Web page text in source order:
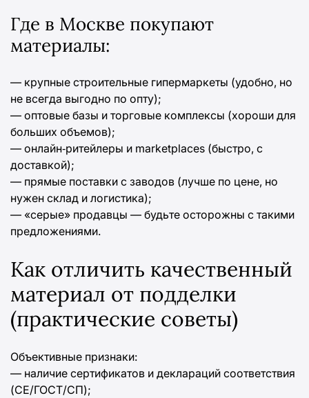
Где в Москве покупают
материалы:
— крупные строительные гипермаркеты (удобно, но
не всегда выгодно по опту);
— оптовые базы и торговые комплексы (хороши для
больших объемов);
— онлайн‑ритейлеры и marketplaces (быстро, с
доставкой);
— прямые поставки с заводов (лучше по цене, но
нужен склад и логистика);
— «серые» продавцы — будьте осторожны с такими
предложениями.
Как отличить качественный
материал от подделки
(практические советы)
Объективные признаки:
— наличие сертификатов и деклараций соответствия
(СЕ/ГОСТ/СП);